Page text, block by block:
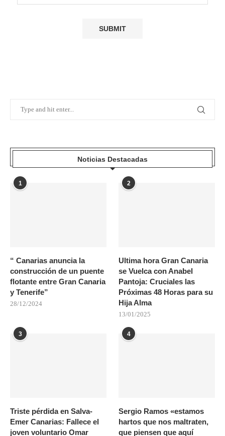
Noticias Destacadas
1
“ Canarias anuncia la
construcción de un puente
flotante entre Gran Canaria
y Tenerife”
28/12/2024
2
Ultima hora Gran Canaria
se Vuelca con Anabel
Pantoja: Cruciales las
Próximas 48 Horas para su
Hija Alma
13/01/2025
3
Triste pérdida en Salva-
Emer Canarias: Fallece el
joven voluntario Omar
4
Sergio Ramos «estamos
hartos que nos maltraten,
que piensen que aquí